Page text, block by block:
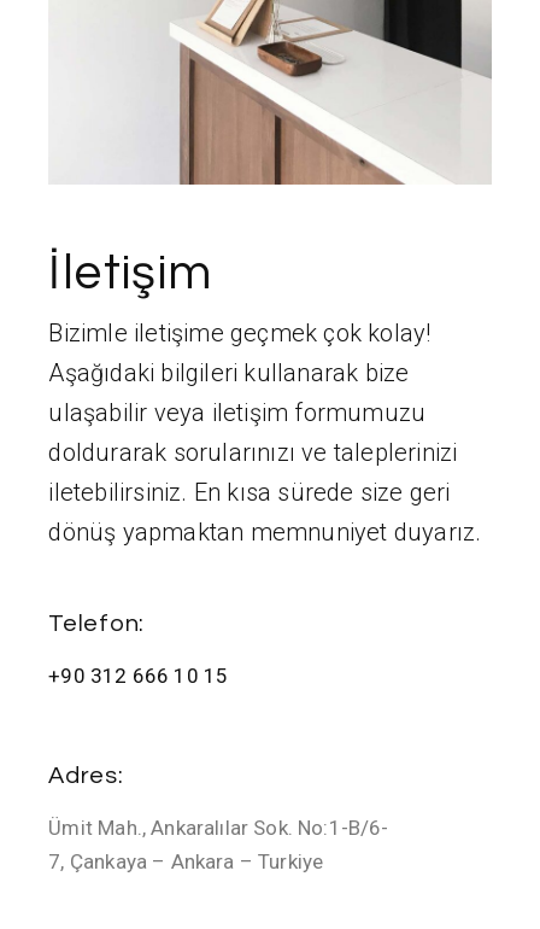
İletişim
Bizimle iletişime geçmek çok kolay!
Aşağıdaki bilgileri kullanarak bize
ulaşabilir veya iletişim formumuzu
doldurarak sorularınızı ve taleplerinizi
iletebilirsiniz. En kısa sürede size geri
dönüş yapmaktan memnuniyet duyarız.
Telefon:
+90 312 666 10 15
Adres:
Ümit Mah., Ankaralılar Sok. No:1-B/6-
7, Çankaya – Ankara – Turkiye